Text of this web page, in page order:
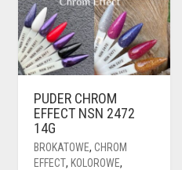
PUDER CHROM
EFFECT NSN 2472
14G
BROKATOWE, CHROM
EFFECT, KOLOROWE,